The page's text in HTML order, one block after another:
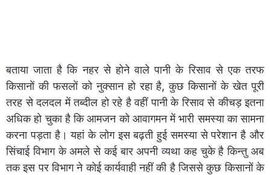
बताया जाता है कि नहर से होने वाले पानी के रिसाव से एक तरफ
किसानों की फसलों को नुक्सान हो रहा है, कुछ किसानों के खेत पूरी
तरह से दलदल में तब्दील हो रहे है वहीं पानी के रिसाव से कीचड़ इतना
अधिक हो चुका है कि आमजन को आवागमन में भारी समस्या का सामना
करना पड़ता है। यहां के लोग इस बढ़ती हुई समस्या से परेशान है और
सिंचाई विभाग के अमले से कई बार अपनी व्यथा कह चुके है किन्तु अब
तक इस पर विभाग ने कोई कार्यवाही नहीं की है जिससे कुछ किसानों के